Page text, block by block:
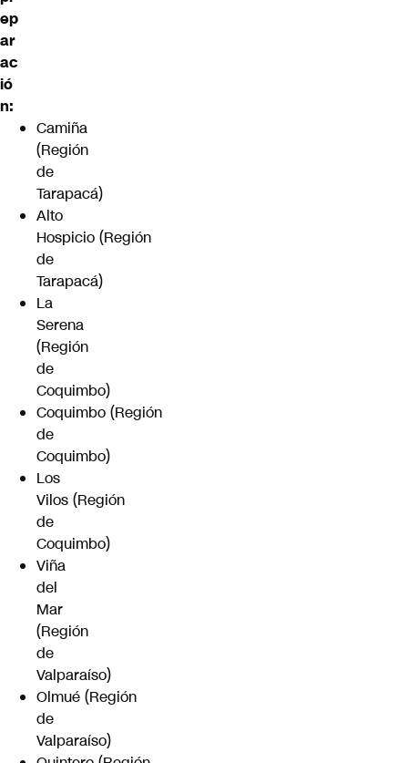
ep
ar
ac
ió
n:
Camiña
(Región
de
Tarapacá)
Alto
Hospicio (Región
de
Tarapacá)
La
Serena
(Región
de
Coquimbo)
Coquimbo (Región
de
Coquimbo)
Los
Vilos (Región
de
Coquimbo)
Viña
del
Mar
(Región
de
Valparaíso)
Olmué (Región
de
Valparaíso)